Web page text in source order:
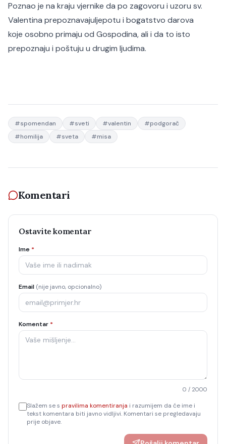
Poznao je na kraju vjernike da po zagovoru i uzoru sv.
Valentina prepoznavajuljepotu i bogatstvo darova
koje osobno primaju od Gospodina, ali i da to isto
prepoznaju i poštuju u drugim ljudima.
#spomendan #sveti #valentin #podgorač
#homilija #sveta #misa
Komentari
Ostavite komentar
Ime *
Email (nije javno, opcionalno)
Komentar *
0 / 2000
Slažem se s pravilima komentiranja i razumijem da će ime i
tekst komentara biti javno vidljivi. Komentari se pregledavaju
prije objave.